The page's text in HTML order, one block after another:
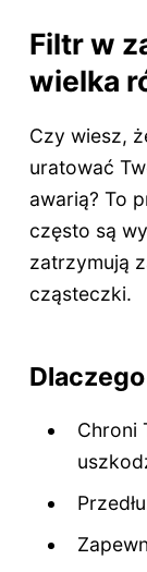
Filtr w
wielka
Czy wiesz,
uratować
awarią? To
często są
zatrzymują
cząsteczki.
Chroni